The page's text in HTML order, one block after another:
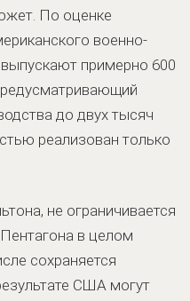
По оценке
военно-
примерно 600
до двух тысяч
реализован только
не ограничивается
в целом
сохраняется
США могут